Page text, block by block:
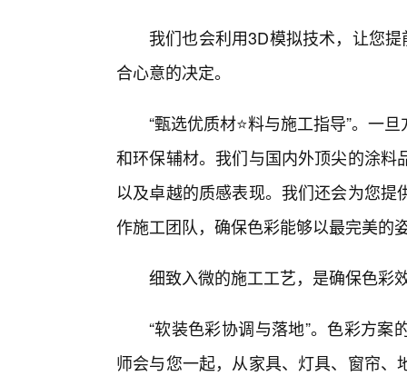
我们也会利用3D模拟技术，让您
合心意的决定。
“甄选优质材⭐料与施工指导”。一
和环保辅材。我们与国内外顶尖的涂
以及卓越的质感表现。我们还会为您
作施工团队，确保色彩能够以最完美的
细致入微的施工工艺，是确保色彩
“软装色彩协调与落地”。色彩方
师会与您一起，从家具、灯具、窗帘